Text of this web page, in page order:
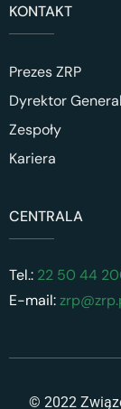
KONTAKT
Prezes ZRP
Dyrektor
Zespoły
Kariera
CENTRALA
Tel.: 22 50 44
E-mail:
© 2022